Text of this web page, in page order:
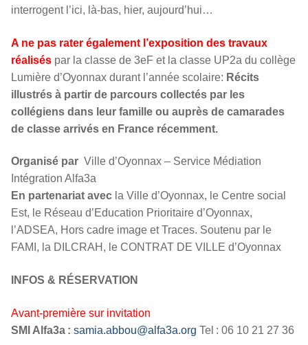
interrogent l’ici, là-bas, hier, aujourd’hui…
A ne pas rater également l’exposition des travaux
réalisés par la classe de 3eF et la classe UP2a du collège
Lumière d’Oyonnax durant l’année scolaire: Récits
illustrés à partir de parcours collectés par les
collégiens dans leur famille ou auprès de camarades
de classe arrivés en France récemment.
Organisé par Ville d’Oyonnax – Service Médiation
Intégration Alfa3a
En partenariat avec la Ville d’Oyonnax, le Centre social
Est, le Réseau d’Education Prioritaire d’Oyonnax,
l’ADSEA, Hors cadre image et Traces. Soutenu par le
FAMI, la DILCRAH, le CONTRAT DE VILLE d’Oyonnax
INFOS & RÉSERVATION
Avant-première sur invitation
SMI Alfa3a : samia.abbou@alfa3a.org Tel : 06 10 21 27 36